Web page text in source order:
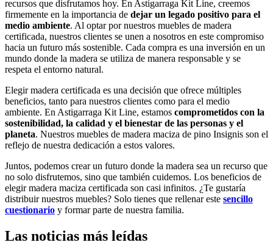
recursos que disfrutamos hoy. En Astigarraga Kit Line, creemos
firmemente en la importancia de dejar un legado positivo para el
medio ambiente. Al optar por nuestros muebles de madera
certificada, nuestros clientes se unen a nosotros en este compromiso
hacia un futuro más sostenible. Cada compra es una inversión en un
mundo donde la madera se utiliza de manera responsable y se
respeta el entorno natural.
Elegir madera certificada es una decisión que ofrece múltiples
beneficios, tanto para nuestros clientes como para el medio
ambiente. En Astigarraga Kit Line, estamos comprometidos con la
sostenibilidad, la calidad y el bienestar de las personas y el
planeta. Nuestros muebles de madera maciza de pino Insignis son el
reflejo de nuestra dedicación a estos valores.
Juntos, podemos crear un futuro donde la madera sea un recurso que
no solo disfrutemos, sino que también cuidemos. Los beneficios de
elegir madera maciza certificada son casi infinitos. ¿Te gustaría
distribuir nuestros muebles? Solo tienes que rellenar este sencillo
cuestionario y formar parte de nuestra familia.
Las noticias más leídas